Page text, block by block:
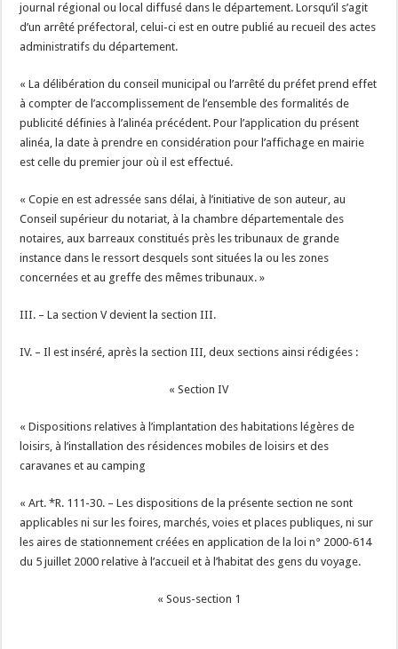
journal régional ou local diffusé dans le département. Lorsqu’il s’agit
d’un arrêté préfectoral, celui-ci est en outre publié au recueil des actes
administratifs du département.
« La délibération du conseil municipal ou l’arrêté du préfet prend effet
à compter de l’accomplissement de l’ensemble des formalités de
publicité définies à l’alinéa précédent. Pour l’application du présent
alinéa, la date à prendre en considération pour l’affichage en mairie
est celle du premier jour où il est effectué.
« Copie en est adressée sans délai, à l’initiative de son auteur, au
Conseil supérieur du notariat, à la chambre départementale des
notaires, aux barreaux constitués près les tribunaux de grande
instance dans le ressort desquels sont situées la ou les zones
concernées et au greffe des mêmes tribunaux. »
III. – La section V devient la section III.
IV. – Il est inséré, après la section III, deux sections ainsi rédigées :
« Section IV
« Dispositions relatives à l’implantation des habitations légères de
loisirs, à l’installation des résidences mobiles de loisirs et des
caravanes et au camping
« Art. *R. 111-30. – Les dispositions de la présente section ne sont
applicables ni sur les foires, marchés, voies et places publiques, ni sur
les aires de stationnement créées en application de la loi n° 2000-614
du 5 juillet 2000 relative à l’accueil et à l’habitat des gens du voyage.
« Sous-section 1